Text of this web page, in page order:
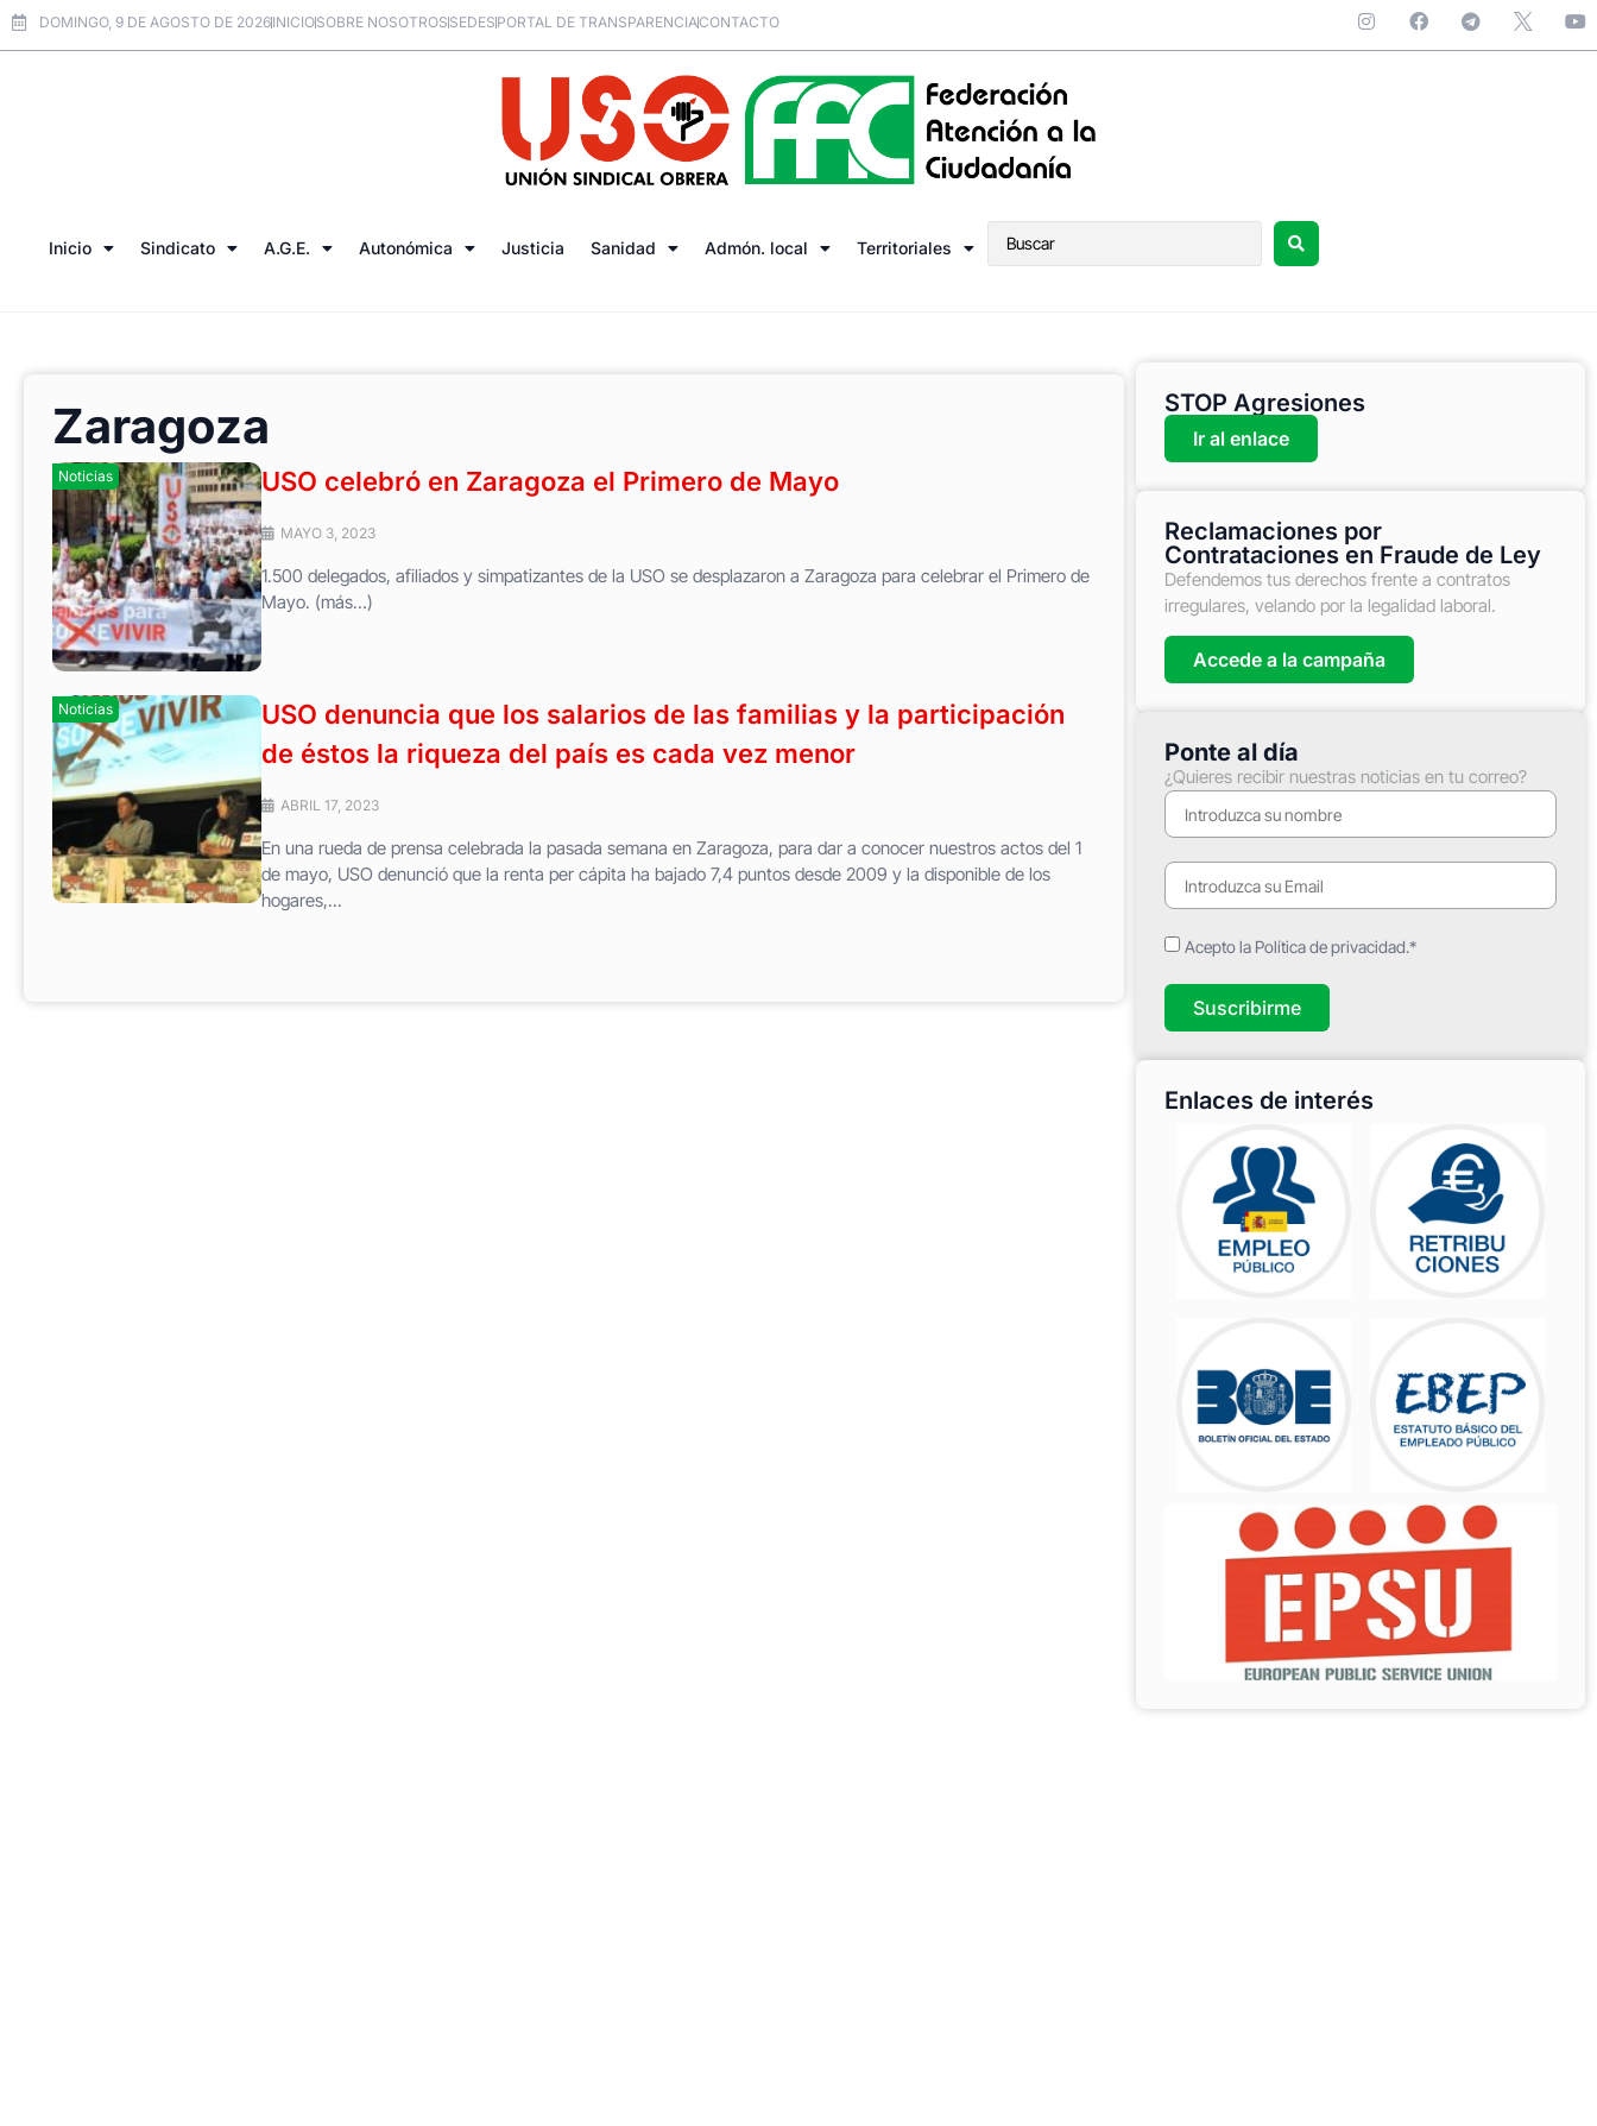
DOMINGO, 9 DE AGOSTO DE 2026INICIOSOBRE NOSOTROSSEDESPORTAL DE TRANSPARENCIACONTACTO
Inicio Sindicato A.G.E. Autonómica Justicia Sanidad Admón. local Territoriales
Zaragoza
Noticias USO celebró en Zaragoza el Primero de Mayo
MAYO 3, 2023
1.500 delegados, afiliados y simpatizantes de la USO se desplazaron a Zaragoza para celebrar el Primero de
Mayo. (más…)
Noticias
USO denuncia que los salarios de las familias y la participación
de éstos la riqueza del país es cada vez menor
ABRIL 17, 2023
En una rueda de prensa celebrada la pasada semana en Zaragoza, para dar a conocer nuestros actos del 1
de mayo, USO denunció que la renta per cápita ha bajado 7,4 puntos desde 2009 y la disponible de los
hogares,...
STOP Agresiones
Ir al enlace
Reclamaciones por
Contrataciones en Fraude de Ley
Defendemos tus derechos frente a contratos
irregulares, velando por la legalidad laboral.
Accede a la campaña
Ponte al día
¿Quieres recibir nuestras noticias en tu correo?
Acepto la Política de privacidad.*
Suscribirme
Enlaces de interés